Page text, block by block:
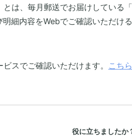
とは、毎月郵送でお届けしている
細内容をWebでご確認いただける
スでご確認いただけます。 こちら
役に立ちましたか